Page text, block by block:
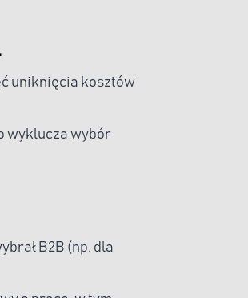
uniknięcia kosztów
wyklucza wybór
B2B (np. dla